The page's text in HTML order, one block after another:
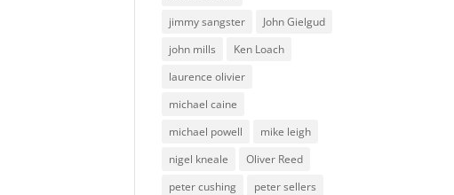
jimmy sangster
John Gielgud
john mills
Ken Loach
laurence olivier
michael caine
michael powell
mike leigh
nigel kneale
Oliver Reed
peter cushing
peter sellers